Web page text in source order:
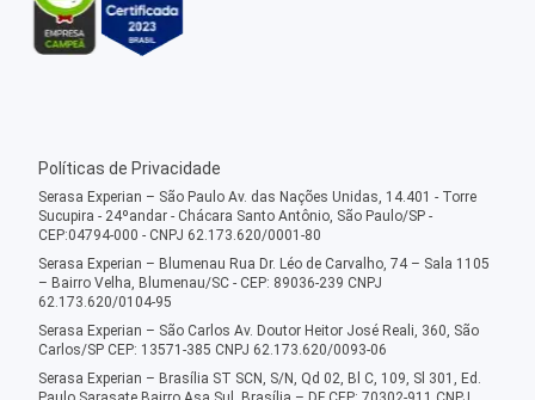
Políticas de Privacidade
Serasa Experian – São Paulo Av. das Nações Unidas, 14.401 - Torre
Sucupira - 24ºandar - Chácara Santo Antônio, São Paulo/SP -
CEP:04794-000 - CNPJ 62.173.620/0001-80
Serasa Experian – Blumenau Rua Dr. Léo de Carvalho, 74 – Sala 1105
– Bairro Velha, Blumenau/SC - CEP: 89036-239 CNPJ
62.173.620/0104-95
Serasa Experian – São Carlos Av. Doutor Heitor José Reali, 360, São
Carlos/SP CEP: 13571-385 CNPJ 62.173.620/0093-06
Serasa Experian – Brasília ST SCN, S/N, Qd 02, Bl C, 109, Sl 301, Ed.